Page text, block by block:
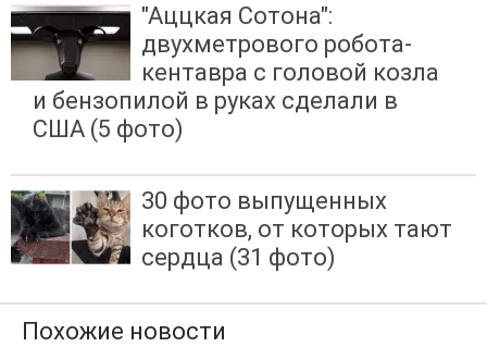
"Аццкая Сотона":
двухметрового робота-
кентавра с головой козла
и бензопилой в руках сделали в
США (5 фото)
30 фото выпущенных
коготков, от которых тают
сердца (31 фото)
Похожие новости